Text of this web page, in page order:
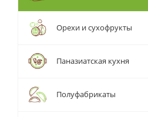
Орехи и сухофрукты
Паназиатская кухня
Полуфабрикаты